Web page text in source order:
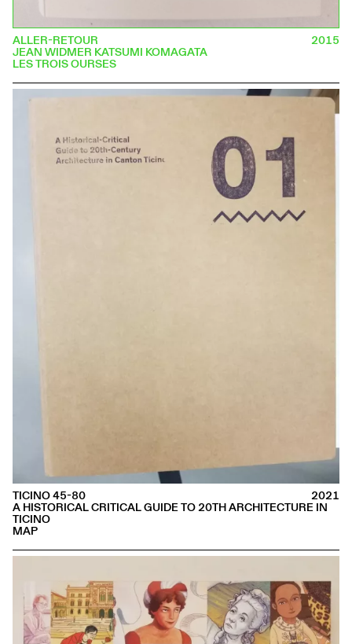
ALLER-RETOUR
JEAN WIDMER KATSUMI KOMAGATA
LES TROIS OURSES
2015
TICINO 45-80
A HISTORICAL CRITICAL GUIDE TO 20TH ARCHITECTURE IN
TICINO
MAP
2021